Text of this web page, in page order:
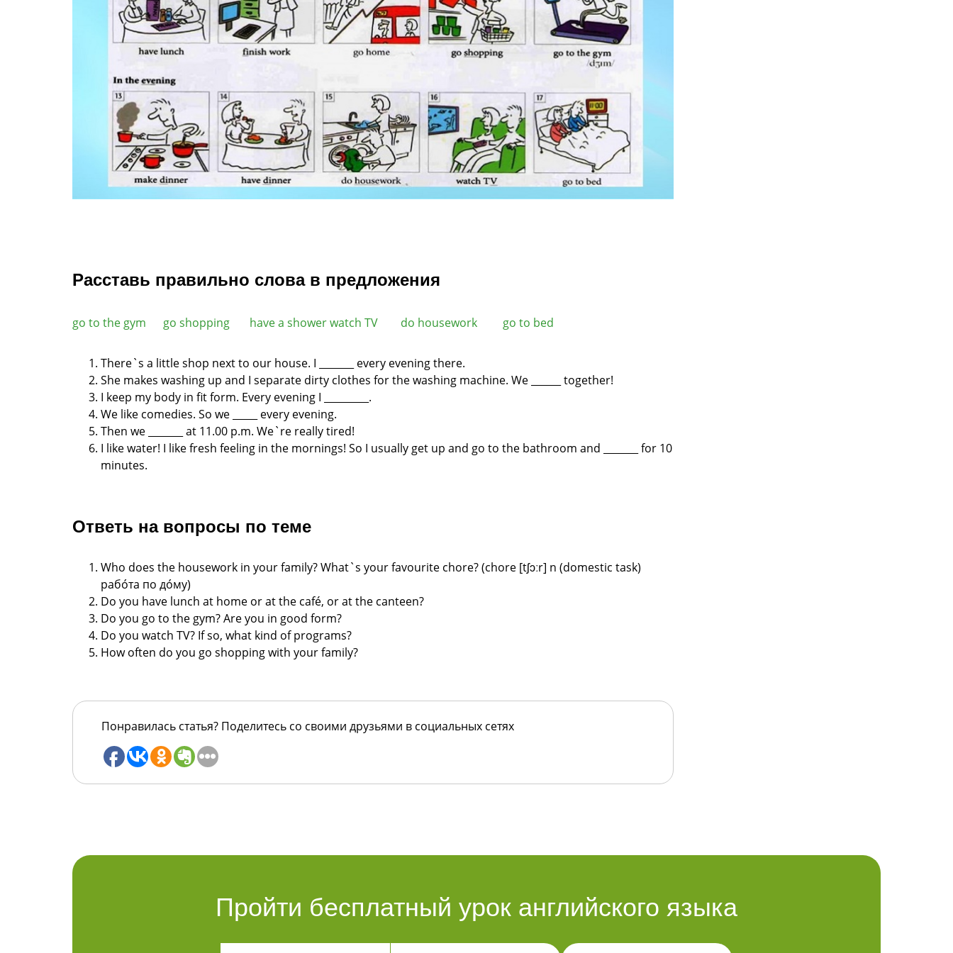
Расставь правильно слова в предложения
go to the gym go shopping have a shower watch TV do housework go to bed
There`s a little shop next to our house. I __
_____ every evening there.
She makes washing up and I separate dirty clothes for the washing machine. We __
____ together!
I keep my body in fit form. Every evening I
_________.
We like comedies. So we _____ every evening.
Then we _______ at 11.00 p.m. We`re really tired!
I like water! I like fresh feeling in the mornings! So I usually get up and go to the bathroom and _______ for 10
minutes.
Ответь на вопросы по теме
Who does the housework in your family?What`s your favourite chore? (chore [tʃɔːr] n (domestic task)
рабо́та по до́му)
Do you have lunch at home or at the café, orat the canteen?
Do you go to the gym? Are you in good form?
Do you watch TV? If so, what kind ofprograms?
How often do you go shopping with yourfamily?
Понравилась статья? Поделитесь со своими друзьями в социальных сетях
Пройти бесплатный урок английского языка